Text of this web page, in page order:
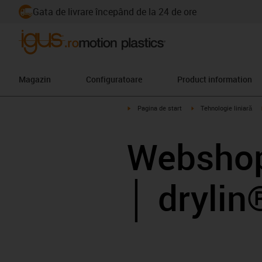
Gata de livrare începând de la 24 de ore
Magazin Configuratoare Product information
igus-icon-arrow-right
Pagina de start igus-icon-arrow-right
Tehnologie liniară
│